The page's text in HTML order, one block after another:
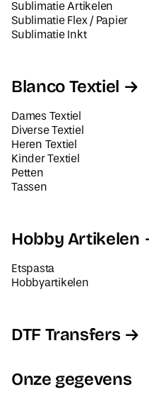
Sublimatie Artikelen
Sublimatie Flex / Papier
Sublimatie Inkt
Blanco Textiel
Dames Textiel
Diverse Textiel
Heren Textiel
Kinder Textiel
Petten
Tassen
Hobby Artikelen
Etspasta
Hobbyartikelen
DTF Transfers
Onze gegevens